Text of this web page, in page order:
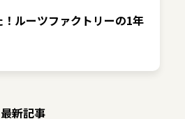
ルーツファクトリーの1年
新記事